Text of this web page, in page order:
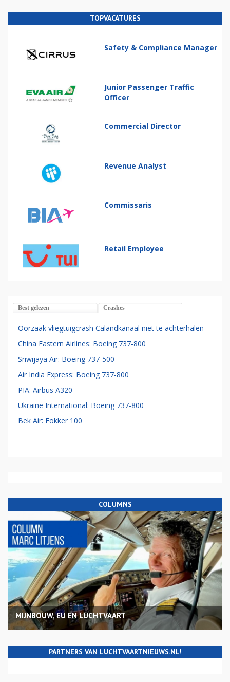
TOPVACATURES
Safety & Compliance Manager
Junior Passenger Traffic
Officer
Commercial Director
Revenue Analyst
Commissaris
Retail Employee
Best gelezen Crashes
Oorzaak vliegtuigcrash Calandkanaal niet te achterhalen
China Eastern Airlines: Boeing 737-800
Sriwijaya Air: Boeing 737-500
Air India Express: Boeing 737-800
PIA: Airbus A320
Ukraine International: Boeing 737-800
Bek Air: Fokker 100
COLUMNS
MIJNBOUW, EU EN LUCHTVAART
PARTNERS VAN LUCHTVAARTNIEUWS.NL!